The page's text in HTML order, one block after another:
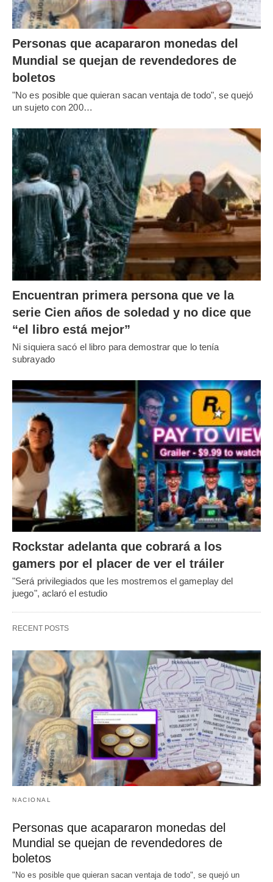
Personas que acapararon monedas del
Mundial se quejan de revendedores de
boletos
"No es posible que quieran sacan ventaja de todo", se quejó
un sujeto con 200…
Encuentran primera persona que ve la
serie Cien años de soledad y no dice que
“el libro está mejor”
Ni siquiera sacó el libro para demostrar que lo tenía
subrayado
Rockstar adelanta que cobrará a los
gamers por el placer de ver el tráiler
"Será privilegiados que les mostremos el gameplay del
juego", aclaró el estudio
RECENT POSTS
NACIONAL
Personas que acapararon monedas del
Mundial se quejan de revendedores de
boletos
"No es posible que quieran sacan ventaja de todo", se quejó un